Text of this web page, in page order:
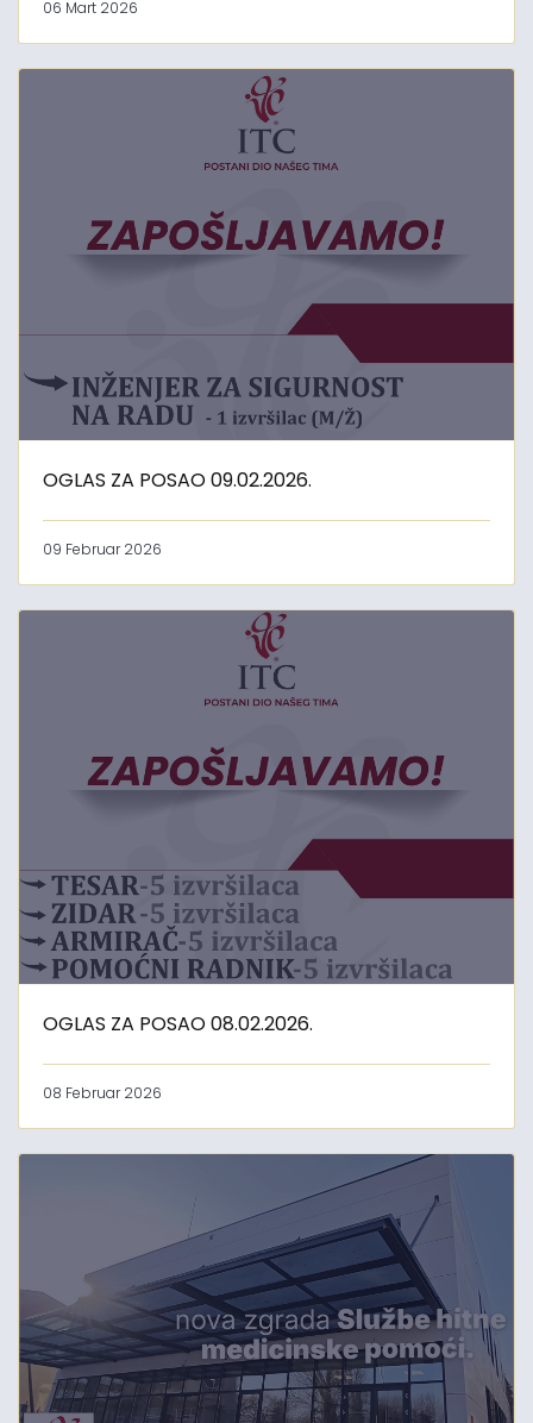
06 Mart 2026
OGLAS ZA POSAO 09.02.2026.
09 Februar 2026
OGLAS ZA POSAO 08.02.2026.
08 Februar 2026